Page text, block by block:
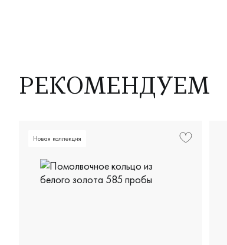
РЕКОМЕНДУЕМ
Новая коллекция